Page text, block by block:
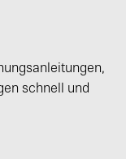
schnell und